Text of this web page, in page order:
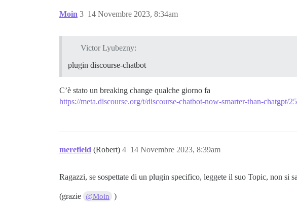
Moin 14 Novembre 2023, 8:34am
3
Victor Lyubezny:
plugin discourse-chatbot
C’è stato un breaking change qualche giorno fa
https://meta.discourse.org/t/discourse-chatbot-now-smarter-than-chatgpt/
merefield (Robert) 14 Novembre 2023, 8:39am
4
Ragazzi, se sospettate di un plugin specifico, leggete il suo Topic, non si
(grazie @Moin )